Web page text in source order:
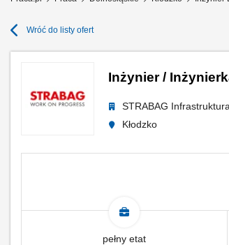
Wróć do listy ofert
Inżynier /
STRABAG
Kłodzko
pełny etat